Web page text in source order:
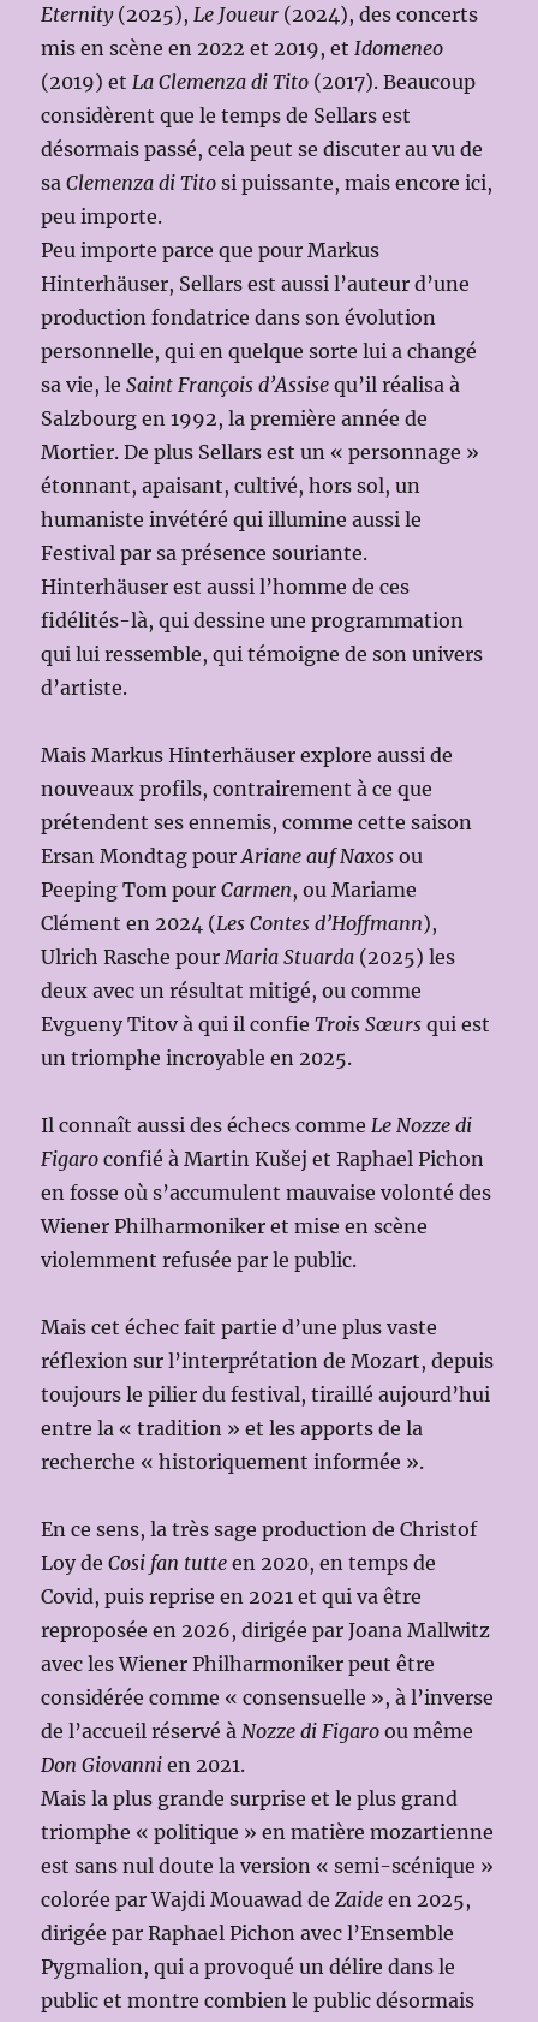
Eternity (2025), Le Joueur (2024), des concerts
mis en scène en 2022 et 2019, et Idomeneo
(2019) et La Clemenza di Tito (2017). Beaucoup
considèrent que le temps de Sellars est
désormais passé, cela peut se discuter au vu de
saClemenza di Tito si puissante, mais encore ici,
peu importe.
Peu importe parce que pour Markus
Hinterhäuser, Sellars est aussi l’auteur d’une
production fondatrice dans son évolution
personnelle, qui en quelque sorte lui a changé
sa vie, leSaint François d’Assise qu’il réalisa à
Salzbourg en 1992, la première année de
Mortier. De plus Sellars est un « personnage »
étonnant, apaisant, cultivé, hors sol, un
humaniste invétéré qui illumine aussi le
Festival par sa présence souriante.
Hinterhäuser est aussi l’homme de ces
fidélités-là, qui dessine une programmation
qui lui ressemble, qui témoigne de son univers
d’artiste.
Mais Markus Hinterhäuser explore aussi de
nouveaux profils, contrairement à ce que
prétendent ses ennemis, comme cette saison
Ersan Mondtag pourAriane auf Naxos ou
Peeping Tom pourCarmen, ou Mariame
Clément en 2024 (Les Contes d’Hoffmann),
Ulrich Rasche pour Maria Stuarda (2025) les
deux avec un résultat mitigé, ou comme
Evgueny Titov à qui il confieTrois Sœurs qui est
un triomphe incroyable en 2025.
Il connaît aussi des échecs comme Le Nozze di
Figaro confié à Martin Kušej et Raphael Pichon
en fosse où s’accumulent mauvaise volonté des
Wiener Philharmoniker et mise en scène
violemment refusée par le public.
Mais cet échec fait partie d’une plus vaste
réflexion sur l’interprétation de Mozart, depuis
toujours le pilier du festival, tiraillé aujourd’hui
entre la « tradition » et les apports de la
recherche « historiquement informée ».
En ce sens, la très sage production de Christof
Loy deCosi fan tutte en 2020, en temps de
Covid, puis reprise en 2021 et qui va être
reproposée en 2026, dirigée par Joana Mallwitz
avec les Wiener Philharmoniker peut être
considérée comme « consensuelle », à l’inverse
de l’accueil réservé à Nozze di Figaro ou même
Don Giovanni en 2021.
Mais la plus grande surprise et le plus grand
triomphe « politique » en matière mozartienne
est sans nul doute la version « semi-scénique »
colorée par Wajdi Mouawad deZaide en 2025,
dirigée par Raphael Pichon avec l’Ensemble
Pygmalion, qui a provoqué un délire dans le
public et montre combien le public désormais